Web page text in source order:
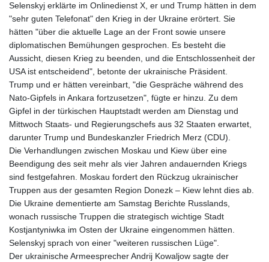
Selenskyj erklärte im Onlinedienst X, er und Trump hätten in dem
"sehr guten Telefonat" den Krieg in der Ukraine erörtert. Sie
hätten "über die aktuelle Lage an der Front sowie unsere
diplomatischen Bemühungen gesprochen. Es besteht die
Aussicht, diesen Krieg zu beenden, und die Entschlossenheit der
USA ist entscheidend", betonte der ukrainische Präsident.
Trump und er hätten vereinbart, "die Gespräche während des
Nato-Gipfels in Ankara fortzusetzen", fügte er hinzu. Zu dem
Gipfel in der türkischen Hauptstadt werden am Dienstag und
Mittwoch Staats- und Regierungschefs aus 32 Staaten erwartet,
darunter Trump und Bundeskanzler Friedrich Merz (CDU).
Die Verhandlungen zwischen Moskau und Kiew über eine
Beendigung des seit mehr als vier Jahren andauernden Kriegs
sind festgefahren. Moskau fordert den Rückzug ukrainischer
Truppen aus der gesamten Region Donezk – Kiew lehnt dies ab.
Die Ukraine dementierte am Samstag Berichte Russlands,
wonach russische Truppen die strategisch wichtige Stadt
Kostjantyniwka im Osten der Ukraine eingenommen hätten.
Selenskyj sprach von einer "weiteren russischen Lüge".
Der ukrainische Armeesprecher Andrij Kowaljow sagte der